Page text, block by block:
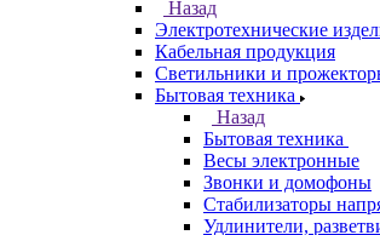
Назад
Электротехнические
Кабельная продукция
Светильники и
Бытовая техника
Назад
Бытовая техника
Весы электронные
Звонки и домофоны
Стабилизаторы
Удлинители,